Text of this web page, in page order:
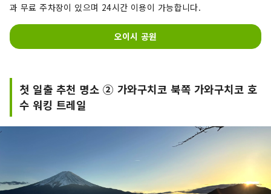
과 무료 주차장이 있으며 24시간 이용이 가능합니다.
오이시 공원
첫 일출 추천 명소 ② 가와구치코 북쪽 가와구치코 호
수 워킹 트레일